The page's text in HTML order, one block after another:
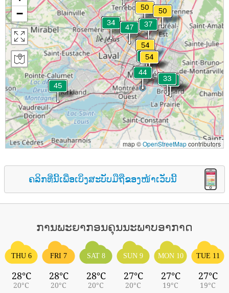
−
map ©OpenStreetMapcontributors
ຄລິກທີ່ນີ້ເພື່ອເບິ່ງສະບັບມືຖືຂອງໜ້າເວັບນີ້
ການພະຍາກອນຄຸນນະພາບອາກາດ
THU 6
28°C
20°C
FRI 7
28°C
20°C
SAT 8
28°C
20°C
SUN 9
27°C
20°C
MON 10
27°C
19°C
TUE 11
27°C
19°C